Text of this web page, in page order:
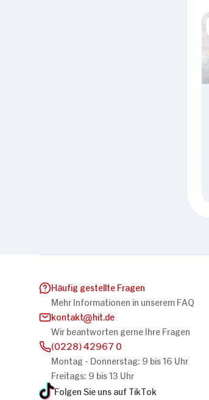
Häufig gestellte Fragen
Mehr Informationen in unserem FAQ
kontakt
hit.de
Wir beantworten gerne Ihre Fragen
(0228) 42967 0
Montag - Donnerstag: 9 bis 16 Uhr
Freitags: 9 bis 13 Uhr
Folgen Sie uns auf TikTok